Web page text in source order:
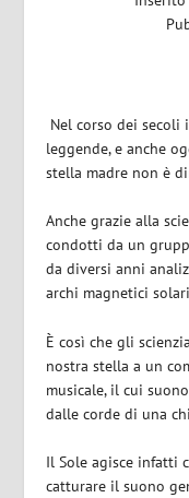
Nel corso dei
leggende, e anche
stella madre non è
Anche grazie alla
condotti da un
da diversi anni
archi magnetici
È così che gli
nostra stella a un
musicale, il cui
dalle corde di una
Il Sole agisce infatti
catturare il suono